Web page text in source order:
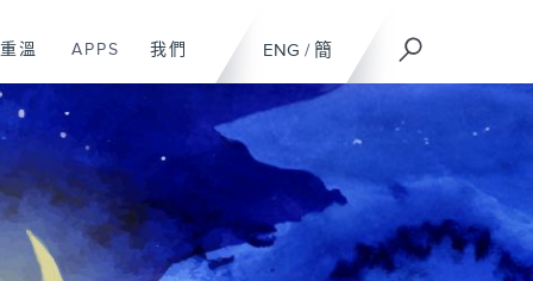
ENG / 簡
重溫 APPS 我們